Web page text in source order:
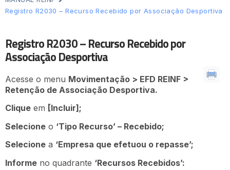
Registro R2030 – Recurso Recebido por Associação Desportiva
Registro R2030 – Recurso Recebido por
Associação Desportiva
Acesse o menu Movimentação > EFD REINF >
Retenção de Associação Desportiva.
Clique em [Incluir];
Selecione o ‘Tipo Recurso’ – Recebido;
Selecione a ‘Empresa que efetuou o repasse’;
Informe no quadrante ‘Recursos Recebidos’: